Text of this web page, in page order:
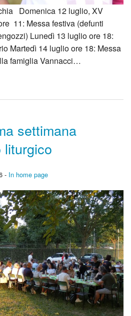
Domenica 12 luglio, XV
11: Messa festiva (defunti
Lunedì 13 luglio ore 18:
Martedì 14 luglio ore 18: Messa
famiglia Vannacci…
settimana
liturgico
- In home page